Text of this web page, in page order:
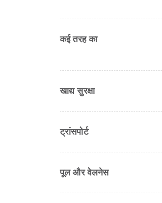
कई तरह का
खाद्य सुरक्षा
ट्रांसपोर्ट
पूल और वेलनेस